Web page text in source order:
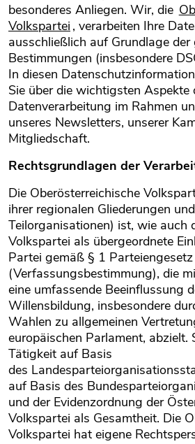
besonderes Anliegen. Wir, die
Volkspartei , verarbeiten Ihre
ausschließlich auf Grundlage der
Bestimmungen (insbesondere
In diesen
Sie über die wichtigsten Aspekte
Datenverarbeitung im Rahmen
unseres Newsletters, unserer
Mitgliedschaft.
Rechtsgrundlagen der
Die Oberösterreichische
ihrer regionalen Gliederungen und
Teilorganisationen) ist, wie auch
Volkspartei als übergeordnete
Partei gemäß § 1
(Verfassungsbestimmung), die
eine umfassende Beeinflussung
Willensbildung, insbesondere
Wahlen zu allgemeinen
europäischen Parlament, abzielt.
Tätigkeit auf Basis
des
auf Basis des
und der Evidenzordnung der
Volkspartei als Gesamtheit. Die
Volkspartei hat eigene